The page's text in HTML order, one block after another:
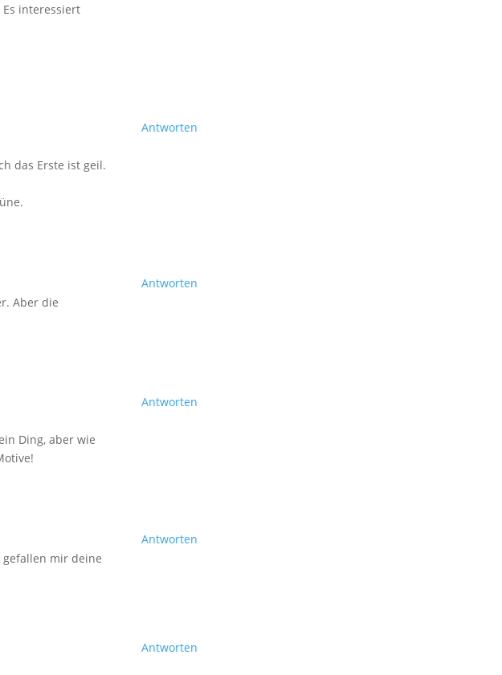
Es interessiert
das Erste ist geil.
Antworten
Aber die
Antworten
Ding, aber wie
Antworten
mir deine
Antworten
Antworten